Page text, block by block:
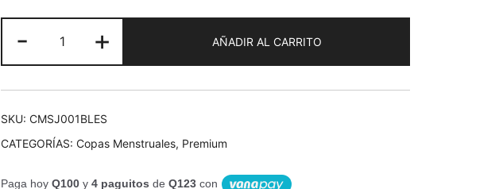
-
Jennie
cantidad
+ AÑADIR AL CARRITO
SKU: CMSJ001BLES
CATEGORÍAS: Copas Menstruales, Premium
Paga hoy Q100 y 4 paguitos de Q123 con